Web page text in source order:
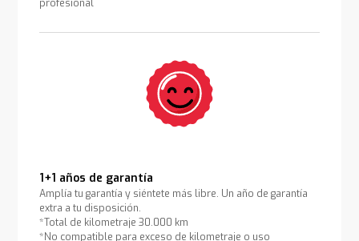
profesional
1+1 años de garantía
Amplía tu garantía y siéntete más libre. Un año de garantía
extra a tu disposición.
*Total de kilometraje 30.000 km
*No compatible para exceso de kilometraje o uso